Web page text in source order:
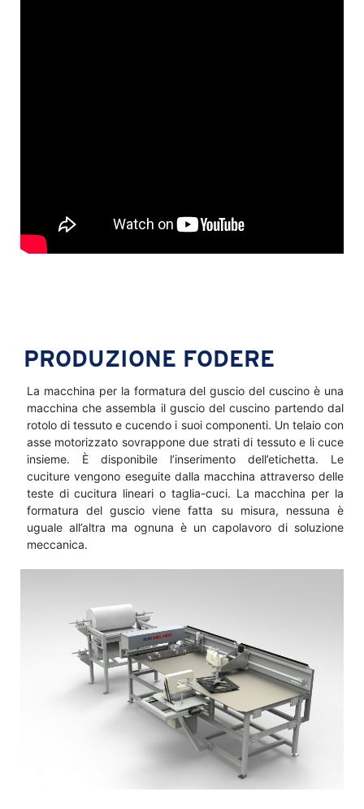
PRODUZIONE FODERE
La macchina per la formatura del guscio del cuscino è una
macchina che assembla il guscio del cuscino partendo dal
rotolo di tessuto e cucendo i suoi componenti. Un telaio con
asse motorizzato sovrappone due strati di tessuto e li cuce
insieme. È disponibile l’inserimento dell’etichetta. Le
cuciture vengono eseguite dalla macchina attraverso delle
teste di cucitura lineari o taglia-cuci. La macchina per la
formatura del guscio viene fatta su misura, nessuna è
uguale all’altra ma ognuna è un capolavoro di soluzione
meccanica.